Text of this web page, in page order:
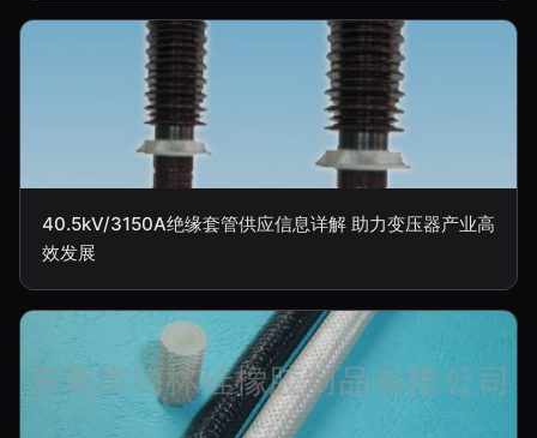
40.5kV/3150A绝缘套管供应信息详解 助力变压器产业高
效发展